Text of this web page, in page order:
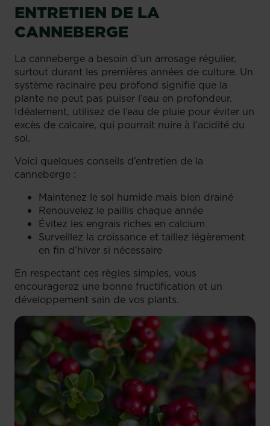
ENTRETIEN DE LA
CANNEBERGE
La canneberge a besoin d’un arrosage régulier,
surtout durant les premières années de culture. Un
système racinaire peu profond signifie que la
plante ne peut pas puiser l’eau en profondeur.
Idéalement, utilisez de l’eau de pluie pour éviter un
excès de calcaire, qui pourrait nuire à l’acidité du
sol.
Voici quelques conseils d’entretien de la
canneberge :
Maintenez le sol humide mais bien drainé
Renouvelez le paillis chaque année
Évitez les engrais riches en calcium
Surveillez la croissance et taillez légèrement
en fin d’hiver si nécessaire
En respectant ces règles simples, vous
encouragerez une bonne fructification et un
développement sain de vos plants.